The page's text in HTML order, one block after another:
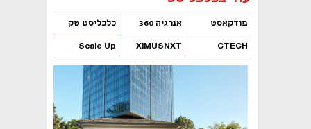
פודקאסט אנרגיה 360 כלכליסט טק
CTECH
XIMUSNXT
Scale Up
נפתח בכרטיסייה חדשה
נפתח בכרטיסייה חדשה